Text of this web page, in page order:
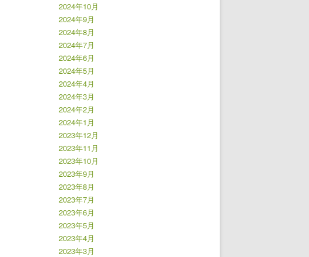
2024年10月
2024年9月
2024年8月
2024年7月
2024年6月
2024年5月
2024年4月
2024年3月
2024年2月
2024年1月
2023年12月
2023年11月
2023年10月
2023年9月
2023年8月
2023年7月
2023年6月
2023年5月
2023年4月
2023年3月